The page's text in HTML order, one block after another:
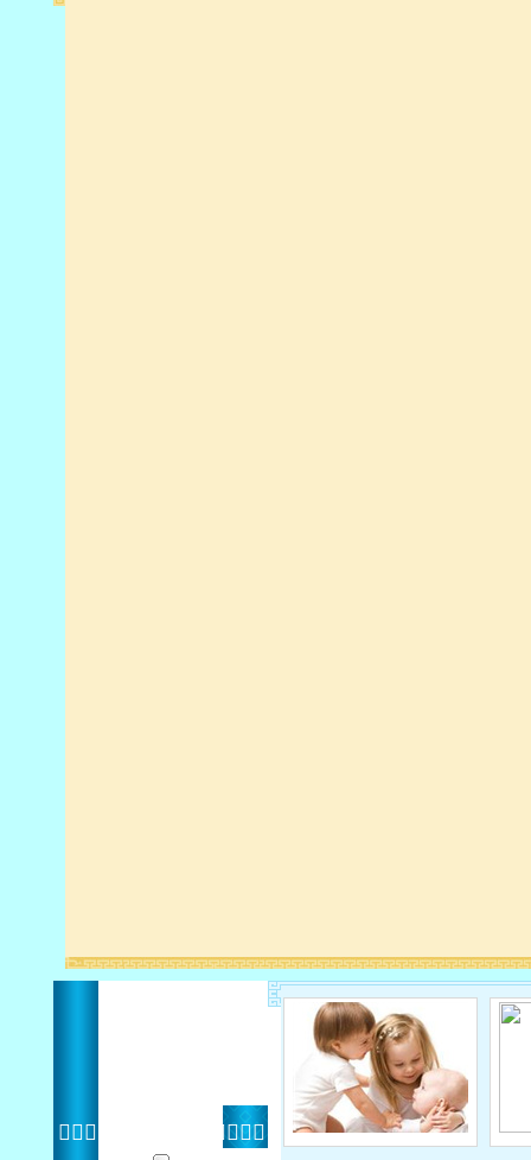
  